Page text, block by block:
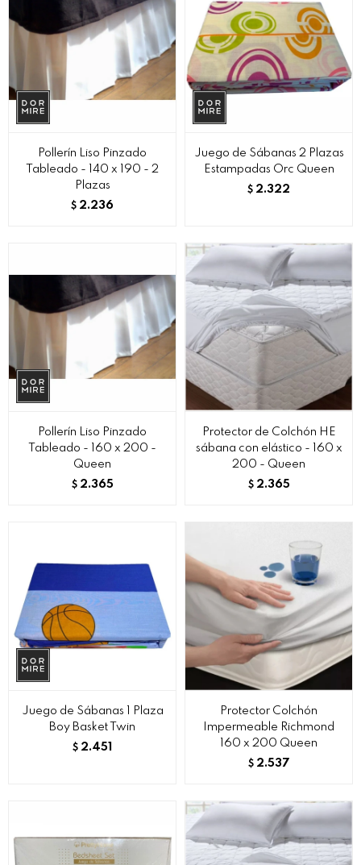
Pollerín Liso Pinzado
Tableado - 140 x 190 - 2
Plazas
$ 2.236
Juego de Sábanas 2 Plazas
Estampadas Orc Queen
$ 2.322
Pollerín Liso Pinzado
Tableado - 160 x 200 -
Queen
$ 2.365
Protector de Colchón HE
sábana con elástico - 160 x
200 - Queen
$ 2.365
Juego de Sábanas 1 Plaza
Boy Basket Twin
$ 2.451
Protector Colchón
Impermeable Richmond
160 x 200 Queen
$ 2.537